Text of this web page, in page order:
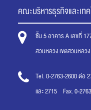
คณะบริหารธุรกิจและเท
ชั้น 5 อาคาร A เลขที่
สวนหลวง เขตสวนหลว
Tel. 0-2763-2600 ต่อ
และ 2715 Fax. 0-